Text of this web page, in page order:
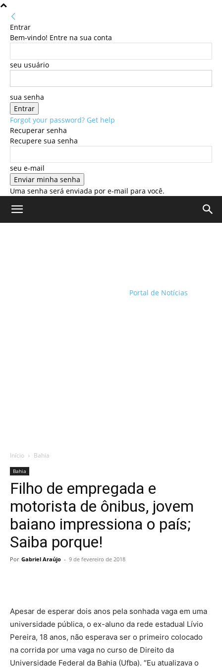
Entrar
Bem-vindo! Entre na sua conta
seu usuário
sua senha
Forgot your password? Get help
Recuperar senha
Recupere sua senha
seu e-mail
Uma senha será enviada por e-mail para você.
Portal de Notícias
Início Bahia
Bahia
Filho de empregada e
motorista de ônibus, jovem
baiano impressiona o país;
Saiba porque!
Por Gabriel Araújo - 9 de fevereiro de 2018
Apesar de esperar dois anos pela sonhada vaga em uma
universidade pública, o ex-aluno da rede estadual Lívio
Pereira, 18 anos, não esperava ser o primeiro colocado
na corrida por uma vaga no curso de Direito da
Universidade Federal da Bahia (Ufba). “Eu atualizava o